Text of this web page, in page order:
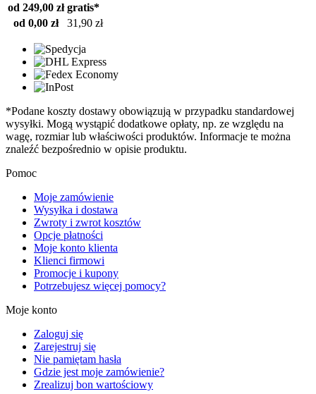
od 249,00 zł gratis*
od 0,00 zł
31,90 zł
*Podane koszty dostawy obowiązują w przypadku standardowej
wysyłki. Mogą wystąpić dodatkowe opłaty, np. ze względu na
wagę, rozmiar lub właściwości produktów. Informacje te można
znaleźć bezpośrednio w opisie produktu.
Pomoc
Moje zamówienie
Wysyłka i dostawa
Zwroty i zwrot kosztów
Opcje płatności
Moje konto klienta
Klienci firmowi
Promocje i kupony
Potrzebujesz więcej pomocy?
Moje konto
Zaloguj się
Zarejestruj się
Nie pamiętam hasła
Gdzie jest moje zamówienie?
Zrealizuj bon wartościowy